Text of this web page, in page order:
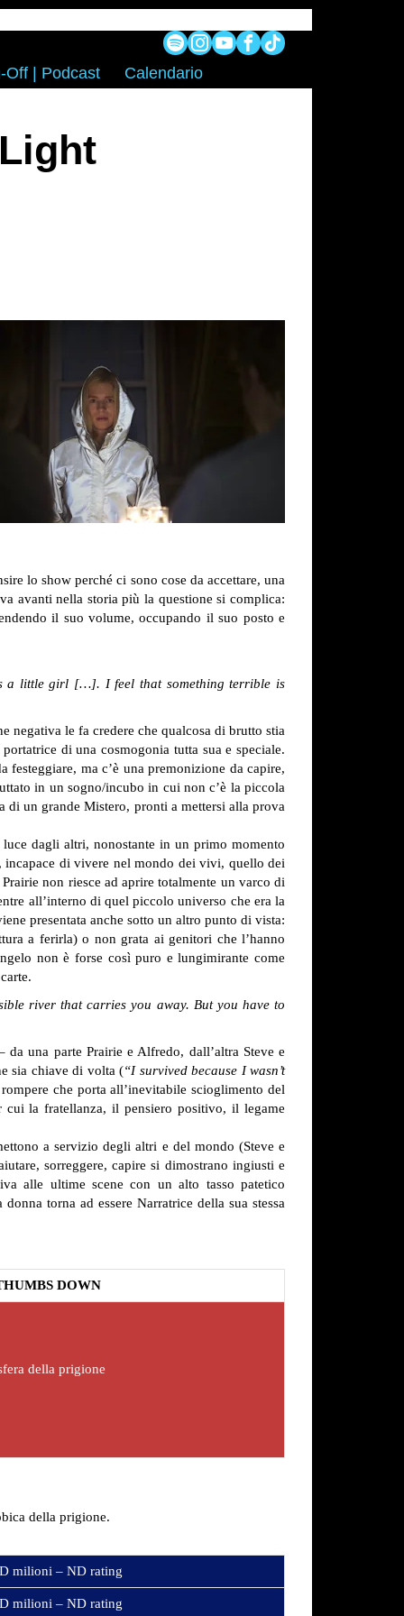
Off | Podcast Calendario
lo show perché ci sono cose da accettare, una
avanti nella storia più la questione si complica:
il suo volume, occupando il suo posto e
a little girl […]. I feel that something terrible is
negativa le fa credere che qualcosa di brutto stia
di una cosmogonia tutta sua e speciale.
ma c’è una premonizione da capire,
in un sogno/incubo in cui non c’è la piccola
di un grande Mistero, pronti a mettersi alla prova
dagli altri, nonostante in un primo momento
incapace di vivere nel mondo dei vivi, quello dei
Prairie non riesce ad aprire totalmente un varco di
all’interno di quel piccolo universo che era la
presentata anche sotto un altro punto di vista:
a ferirla) o non grata ai genitori che l’hanno
non è forse così puro e lungimirante come
river that carries you away. But you have to
una parte Prairie e Alfredo, dall’altra Steve e
sia chiave di volta (“I survived because I wasn’t
che porta all’inevitabile scioglimento del
la fratellanza, il pensiero positivo, il legame
a servizio degli altri e del mondo (Steve e
sorreggere, capire si dimostrano ingiusti e
alle ultime scene con un alto tasso patetico
torna ad essere Narratrice della sua stessa
DOWN
della prigione
della prigione.
milioni – ND rating
milioni – ND rating